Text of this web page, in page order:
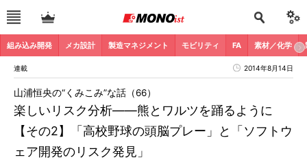
組み込み開発 メカ設計 製造マネジメント モビリティ FA 素材／化学
連載 2014年8月14日
楽しいリスク分析――熊とワルツを踊るように
【その2】「高校野球の頭脳プレー」と「ソフトウ
ェア開発のリスク発見」
山浦恒央の“くみこみ”な話（66）